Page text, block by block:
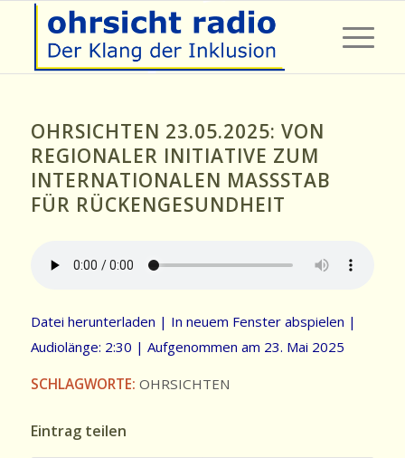
OHRSICHTEN 23.05.2025: VON
REGIONALER INITIATIVE ZUM
INTERNATIONALEN MASSSTAB
FÜR RÜCKENGESUNDHEIT
Datei herunterladen | In neuem Fenster abspielen |
Audiolänge: 2:30 | Aufgenommen am 23. Mai 2025
SCHLAGWORTE: OHRSICHTEN
Eintrag teilen